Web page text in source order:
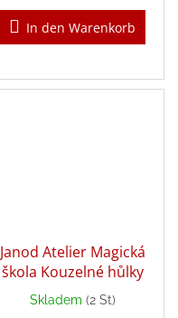
In den Warenkorb
Janod Atelier Magická
škola Kouzelné hůlky
Skladem (2 St)